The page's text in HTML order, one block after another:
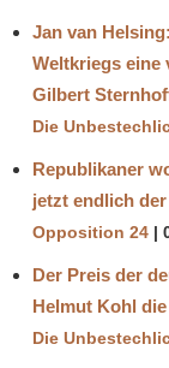
Jan van
Weltkriegs
Gilbert
Die
Republikaner
jetzt endlich
Opposition 24
Der Preis der
Helmut Kohl
Die